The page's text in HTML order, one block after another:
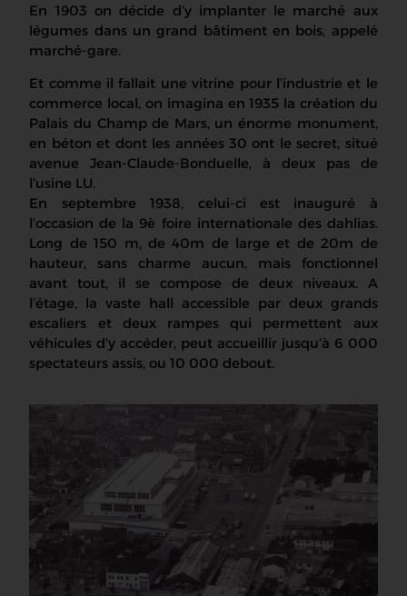
En 1903 on décide d’y implanter le marché aux
légumes dans un grand bâtiment en bois, appelé
marché-gare.
Et comme il fallait une vitrine pour l’industrie et le
commerce local, on imagina en 1935 la création du
Palais du Champ de Mars, un énorme monument,
en béton et dont les années 30 ont le secret, situé
avenue Jean-Claude-Bonduelle, à deux pas de
l’usine LU.
En septembre 1938, celui-ci est inauguré à
l’occasion de la 9è foire internationale des dahlias.
Long de 150 m, de 40m de large et de 20m de
hauteur, sans charme aucun, mais fonctionnel
avant tout, il se compose de deux niveaux. A
l’étage, la vaste hall accessible par deux grands
escaliers et deux rampes qui permettent aux
véhicules d’y accéder, peut accueillir jusqu’à 6 000
spectateurs assis, ou 10 000 debout.